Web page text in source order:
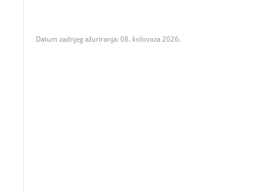
Datum zadnjeg ažuriranja: 08. kolovoza 2026.